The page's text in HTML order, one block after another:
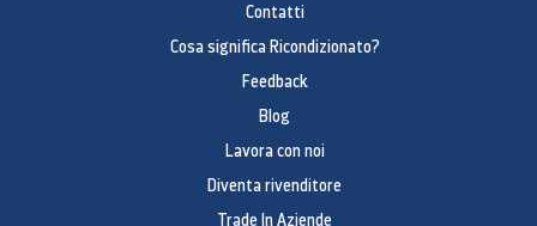
Contatti
Cosa significa Ricondizionato?
Feedback
Blog
Lavora con noi
Diventa rivenditore
Trade In Aziende